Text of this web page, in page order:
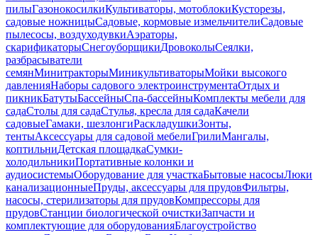
пилыГазонокосилкиКультиваторы, мотоблокиКусторезы,
садовые ножницыСадовые, кормовые измельчителиСадовые
пылесосы, воздуходувкиАэраторы,
скарификаторыСнегоуборщикиДровоколыСеялки,
разбрасыватели
семянМинитракторыМиникультиваторыМойки высокого
давленияНаборы садового электроинструментаОтдых и
пикникБатутыБассейныСпа-бассейныКомплекты мебели для
садаСтолы для садаСтулья, кресла для садаКачели
садовыеГамаки, шезлонгиРаскладушкиЗонты,
тентыАксессуары для садовой мебелиГрилиМангалы,
коптильниДетская площадкаСумки-
холодильникиПортативные колонки и
аудиосистемыОборудование для участкаБытовые насосыЛюки
канализационныеПруды, аксессуары для прудовФильтры,
насосы, стерилизаторы для прудовКомпрессоры для
прудовСтанции биологической очисткиЗапчасти и
комплектующие для оборудованияБлагоустройство